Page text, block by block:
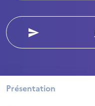
Présentation